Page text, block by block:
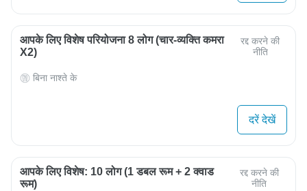
आपके लिए विशेष परियोजना 8 लोग (चार-व्यक्ति कमरा
X2)
रद्द करने की
नीति
बिना नाश्ते के
दरें देखें
आपके लिए विशेष: 10 लोग (1 डबल रूम + 2 क्वाड
रूम)
रद्द करने की
नीति